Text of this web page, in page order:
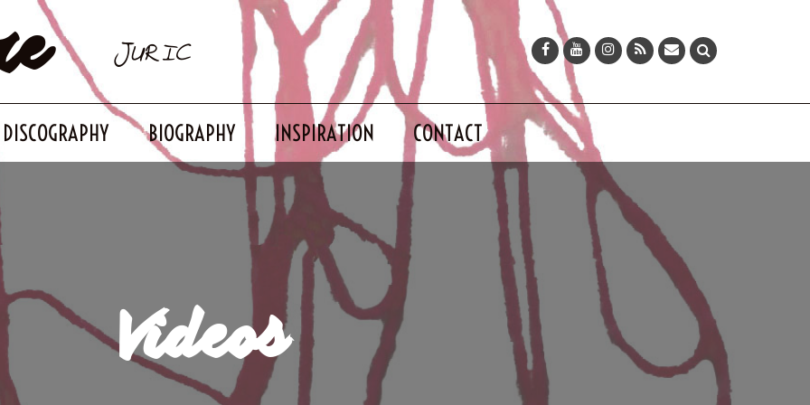
JURIC
DISCOGRAPHY BIOGRAPHY INSPIRATION CONTACT
Videos